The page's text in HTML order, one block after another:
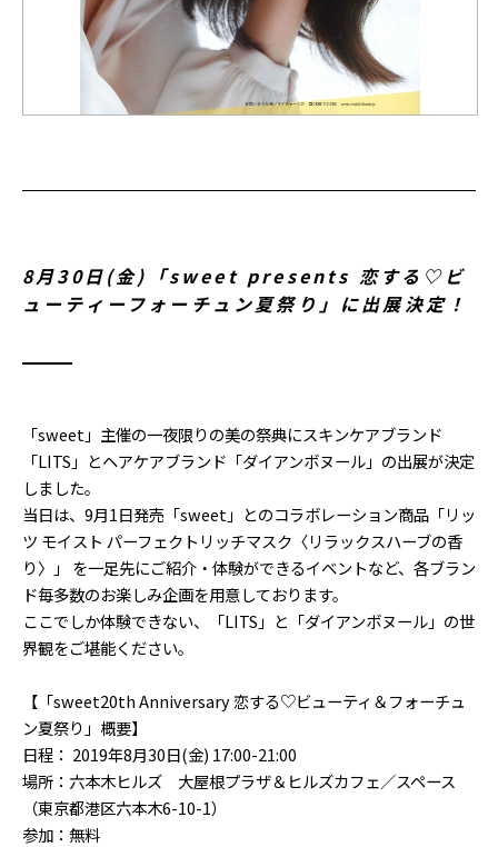
8月30日(金)「sweet presents 恋する♡ビ
ューティーフォーチュン夏祭り」に出展決定！
「sweet」主催の一夜限りの美の祭典にスキンケアブランド
「LITS」とヘアケアブランド「ダイアンボヌール」の出展が決定
しました。
当日は、9月1日発売「sweet」とのコラボレーション商品「リッ
ツ モイスト パーフェクトリッチマスク〈リラックスハーブの香
り〉」 を一足先にご紹介・体験ができるイベントなど、各ブラン
ド毎多数のお楽しみ企画を用意しております。
ここでしか体験できない、「LITS」と「ダイアンボヌール」の世
界観をご堪能ください。
【「sweet20th Anniversary 恋する♡ビューティ＆フォーチュ
ン夏祭り」概要】
日程： 2019年8月30日(金) 17:00-21:00
場所：六本木ヒルズ 大屋根プラザ＆ヒルズカフェ／スペース
（東京都港区六本木6-10-1）
参加：無料